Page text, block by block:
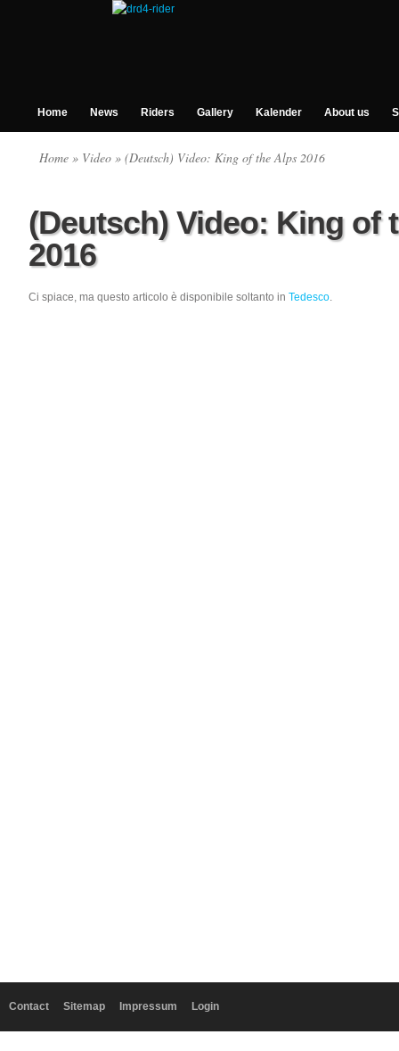
Home News Riders Gallery Kalender About us
Home » Video » (Deutsch) Video: King of the Alps 2016
(Deutsch) Video: King of
2016
Ci spiace, ma questo articolo è disponibile soltanto in Tedesco.
Contact Sitemap Impressum Login